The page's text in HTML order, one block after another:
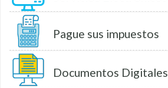
Pague sus impuestos
Documentos Digitales